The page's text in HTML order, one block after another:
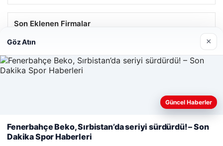
Son Eklenen Firmalar
Web sitemizi nasıl kullandığınızı daha iyi anlayabilmek,
kullanıyoruz.Çerez Politikamız
Reddet
Göz Atın ×
Güncel Haberler
Fenerbahçe Beko, Sırbistan’da seriyi sürdürdü! – Son
Dakika Spor Haberleri